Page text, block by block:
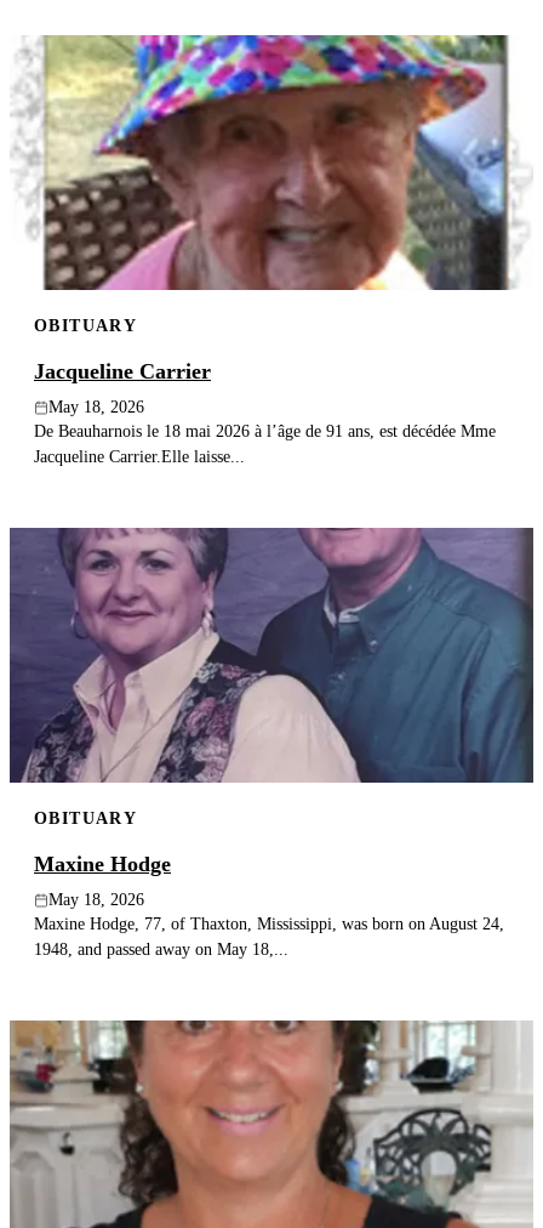
OBITUARY
Jacqueline Carrier
May 18, 2026
De Beauharnois le 18 mai 2026 à l’âge de 91 ans, est décédée Mme
Jacqueline Carrier.Elle laisse...
OBITUARY
Maxine Hodge
May 18, 2026
Maxine Hodge, 77, of Thaxton, Mississippi, was born on August 24,
1948, and passed away on May 18,...